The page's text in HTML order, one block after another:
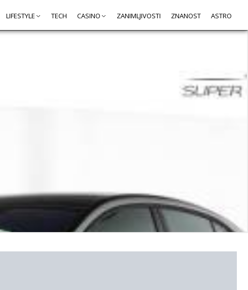
LIFESTYLE TECH CASINO ZANIMLJIVOSTI ZNANOST ASTRO